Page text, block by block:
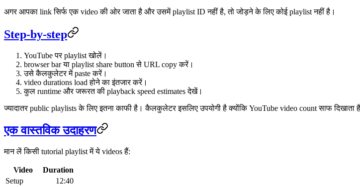
अगर आपका link सिर्फ एक video की ओर जाता है और उसमें playlist ID नहीं है, तो जोड़ने के लिए कोई playlist नहीं है।
Step-by-step
YouTube पर playlist खोलें।
browser bar या playlist share button से URL copy करें।
उसे कैलकुलेटर में paste करें।
video durations load होने का इंतजार करें।
कुल runtime और जरूरत की playback speed estimates देखें।
ज्यादातर public playlists के लिए इतना काफी है। कैलकुलेटर इसलिए उपयोगी है क्योंकि YouTube video count साफ दिखाता
एक वास्तविक उदाहरण
मान लें किसी tutorial playlist में ये videos हैं:
Video
Duration
Setup
12:40